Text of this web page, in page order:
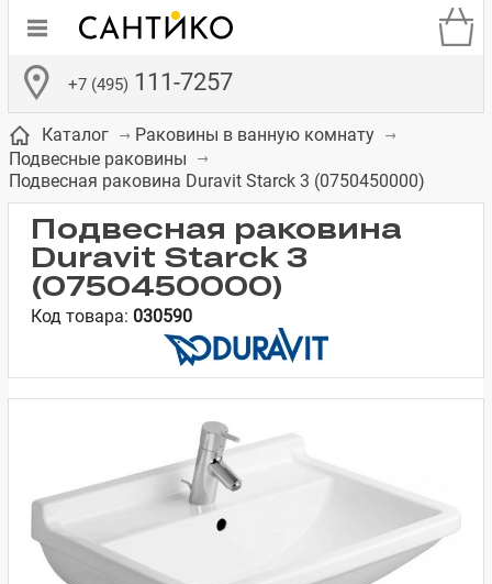
+7 (495) 111-7257
Бачки для
унитазов
Сиденья для
унитазов
Смесители для
встраиваемых
систем
Зеркало-шкаф
Полки в ванную
комнату
Каталог
Раковины в ванную комнату
Подвесные раковины
Подвесная раковина Duravit Starck 3 (0750450000)
Подвесная раковина
Duravit Starck 3
(0750450000)
Код товара: 030590